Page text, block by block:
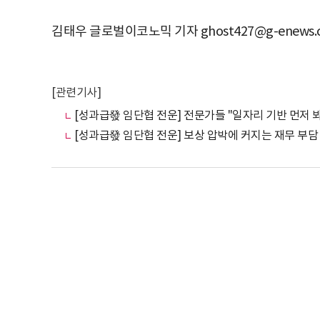
김태우 글로벌이코노믹 기자 ghost427@g-
[관련기사]
[성과급發 임단협 전운] 전문가들 "일자리 기반 먼저
[성과급發 임단협 전운] 보상 압박에 커지는 재무 부담